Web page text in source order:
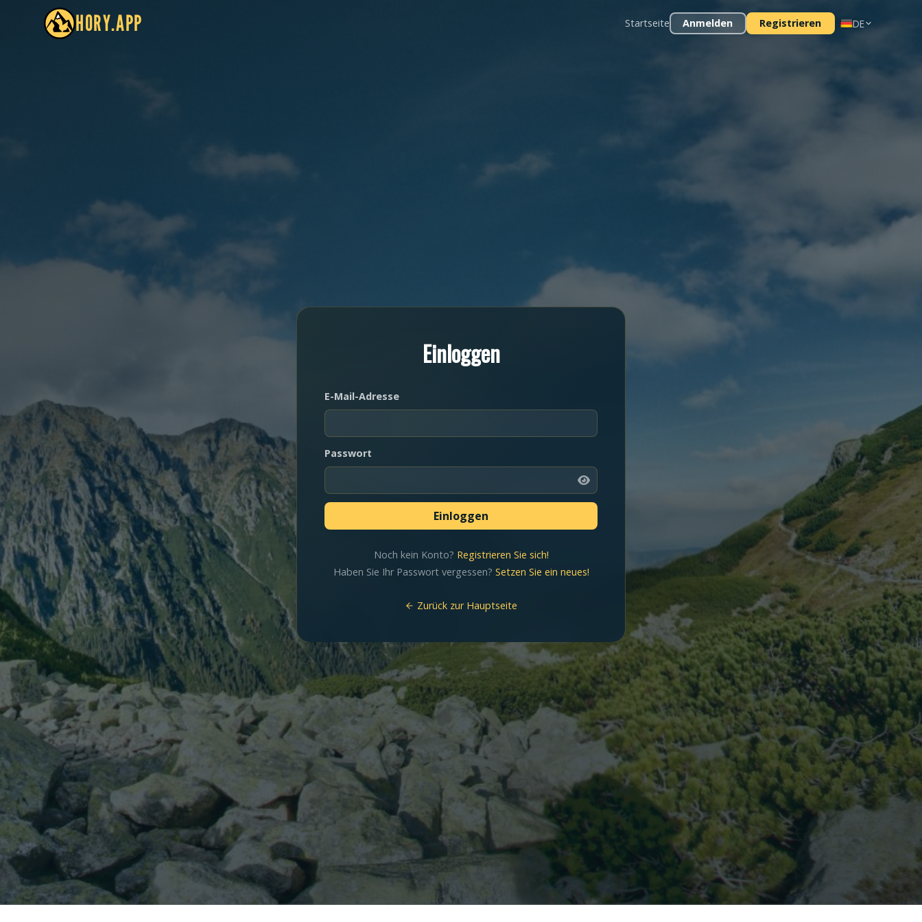
HORY.APP Startseite Anmelden Registrieren DE
Einloggen
E-Mail-Adresse
Passwort
Noch kein Konto? Registrieren Sie sich!
Haben Sie Ihr Passwort vergessen? Setzen Sie ein neues!
Zurück zur Hauptseite